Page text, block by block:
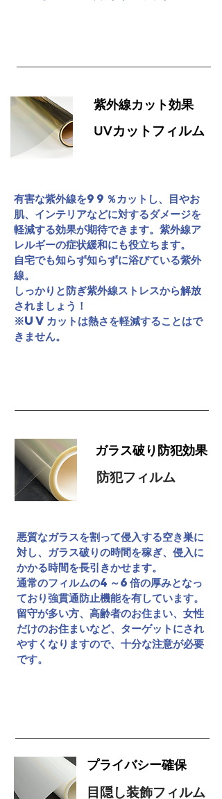
紫外線カット効果
UVカットフィルム
有害な紫外線を99％カットし、目やお
肌、インテリアなどに対するダメージを
軽減する効果が期待できます。紫外線ア
レルギーの症状緩和にも役立ちます。
自宅でも知らず知らずに浴びている紫外
線。
しっかりと防ぎ紫外線ストレスから解放
されましょう！
​※UVカットは熱さを軽減することはで
きません。
ガラス破り防犯効果
防犯フィルム
悪質なガラスを割って侵入する空き巣に
対し、ガラス破りの時間を稼ぎ、侵入に
かかる時間を長引きかせます。
通常のフィルムの4～6倍の厚みとなっ
ており強貫通防止機能を有しています。
留守が多い方、高齢者のお住まい、女性
だけのお住まいなど、ターゲットにされ
やすくなりますので、十分な注意が必要
です。
プライバシー確保
目隠し装飾フィルム